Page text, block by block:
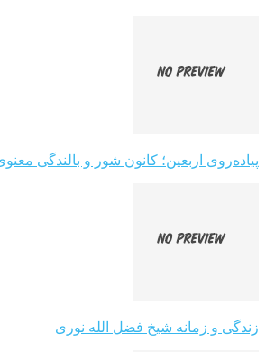
پیاده‌روی اربعین؛ کانون شور و بالندگی
زندگی و زمانه شیخ فضل الله نوری